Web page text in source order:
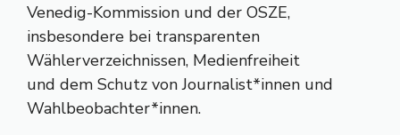
Venedig-Kommission und der OSZE,
insbesondere bei transparenten
Wählerverzeichnissen, Medienfreiheit
und dem Schutz von Journalist*innen und
Wahlbeobachter*innen.